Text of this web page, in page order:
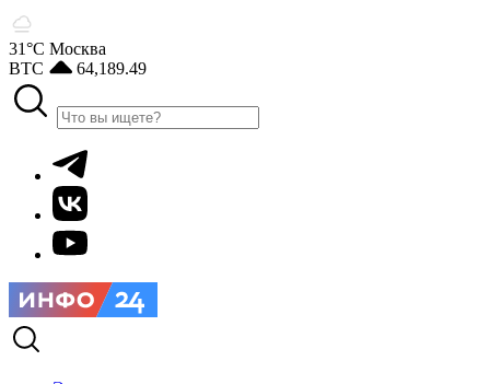
31°С Москва
BTC
64,189.49